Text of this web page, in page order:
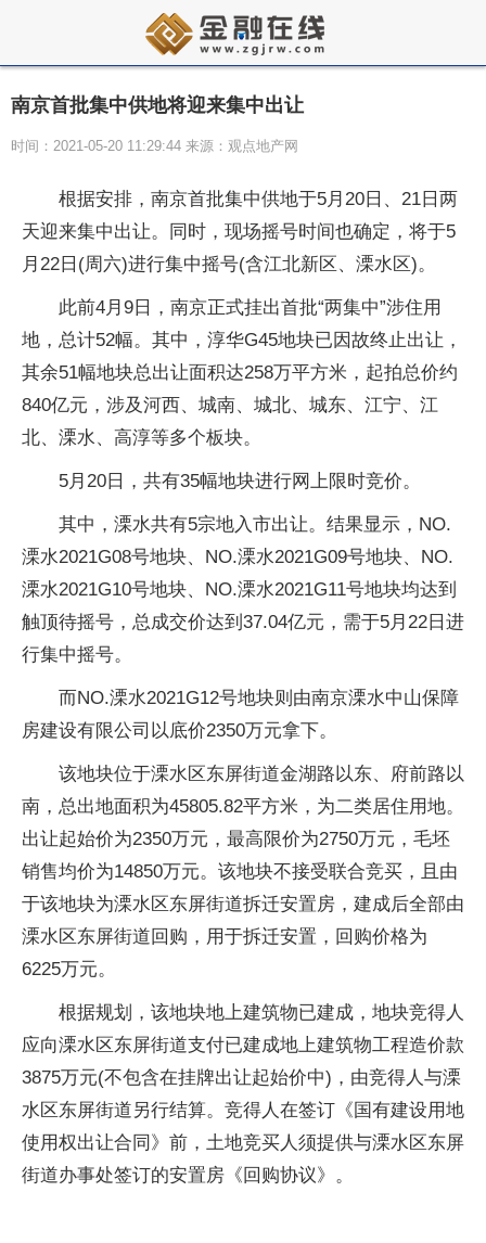
南京首批集中供地将迎来集中出让
时间：2021-05-20 11:29:44 来源：观点地产网
根据安排，南京首批集中供地于5月20日、21日两
天迎来集中出让。同时，现场摇号时间也确定，将于5
月22日(周六)进行集中摇号(含江北新区、溧水区)。
此前4月9日，南京正式挂出首批“两集中”涉住用
地，总计52幅。其中，淳华G45地块已因故终止出让，
其余51幅地块总出让面积达258万平方米，起拍总价约
840亿元，涉及河西、城南、城北、城东、江宁、江
北、溧水、高淳等多个板块。
5月20日，共有35幅地块进行网上限时竞价。
其中，溧水共有5宗地入市出让。结果显示，NO.
溧水2021G08号地块、NO.溧水2021G09号地块、NO.
溧水2021G10号地块、NO.溧水2021G11号地块均达到
触顶待摇号，总成交价达到37.04亿元，需于5月22日进
行集中摇号。
而NO.溧水2021G12号地块则由南京溧水中山保障
房建设有限公司以底价2350万元拿下。
该地块位于溧水区东屏街道金湖路以东、府前路以
南，总出地面积为45805.82平方米，为二类居住用地。
出让起始价为2350万元，最高限价为2750万元，毛坯
销售均价为14850万元。该地块不接受联合竞买，且由
于该地块为溧水区东屏街道拆迁安置房，建成后全部由
溧水区东屏街道回购，用于拆迁安置，回购价格为
6225万元。
根据规划，该地块地上建筑物已建成，地块竞得人
应向溧水区东屏街道支付已建成地上建筑物工程造价款
3875万元(不包含在挂牌出让起始价中)，由竞得人与溧
水区东屏街道另行结算。竞得人在签订《国有建设用地
使用权出让合同》前，土地竞买人须提供与溧水区东屏
街道办事处签订的安置房《回购协议》。